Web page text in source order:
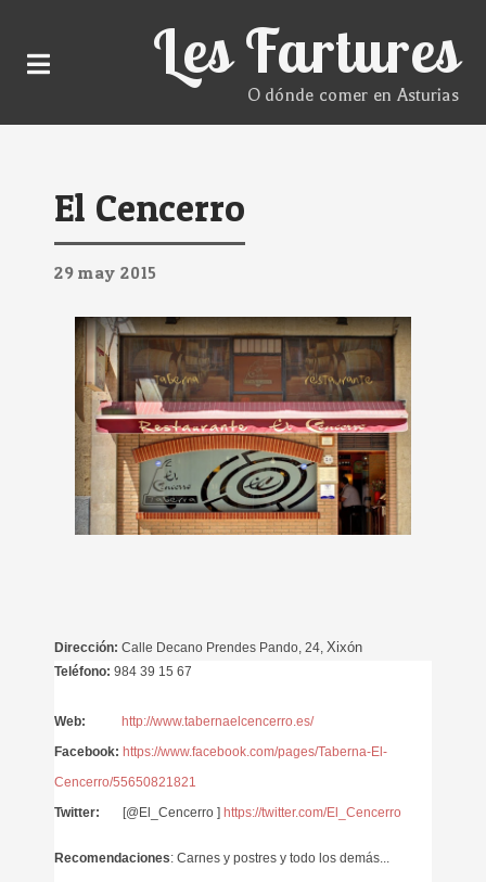
Les Fartures
O dónde comer en Asturias
El Cencerro
29 may 2015
Dirección: Calle Decano Prendes Pando, 24, Xixón
Teléfono: 984 39 15 67
Web: http://www.tabernaelcencerro.es/
Facebook: https://www.facebook.com/pages/Taberna-El-
Cencerro/55650821821
Twitter: [@El_Cencerro ] https://twitter.com/El_Cencerro
Recomendaciones: Carnes y postres y todo los demás...